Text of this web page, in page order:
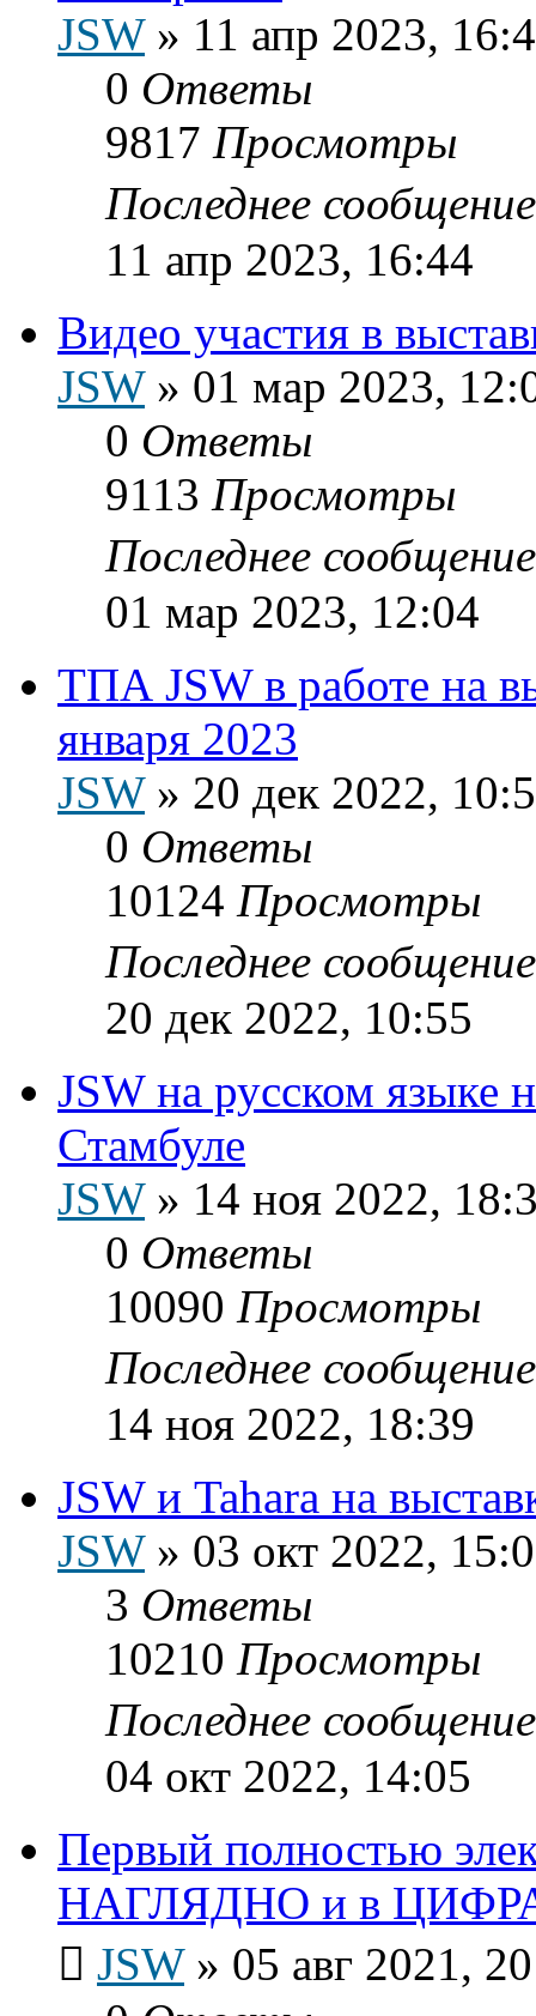
JSW» 11 апр 2023,
0 Ответы
9817 Просмотры
Последнее
11 апр 2023, 16:44
Видео участия в
JSW» 01 мар 2023,
0 Ответы
9113 Просмотры
Последнее
01 мар 2023, 12:04
ТПА JSW в работе на
января 2023
JSW» 20 дек 2022,
0 Ответы
10124 Просмотры
Последнее
20 дек 2022, 10:55
JSW на русском языке
Стамбуле
JSW» 14 ноя 2022,
0 Ответы
10090 Просмотры
Последнее
14 ноя 2022, 18:39
JSW и Tahara на
JSW» 03 окт 2022,
3 Ответы
10210 Просмотры
Последнее
04 окт 2022, 14:05
Первый полностью
НАГЛЯДНО и в
JSW» 05 авг 2021,